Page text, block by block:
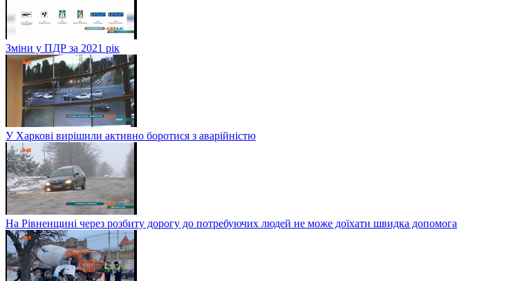
Зміни у ПДР за 2021 рік
У Харкові вирішили активно боротися з аварійністю
На Рівненщині через розбиту дорогу до потребуючих людей не може доїхати швидка допомога